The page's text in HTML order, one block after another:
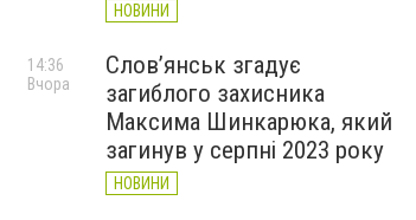
НОВИНИ
Слов’янськ згадує
загиблого захисника
Максима Шинкарюка, який
загинув у серпні 2023 року
НОВИНИ
14:36
Вчора